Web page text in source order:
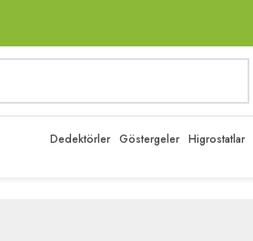
Dedektörler Göstergeler Higrostatlar